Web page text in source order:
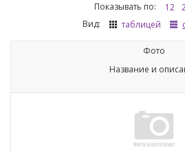
Показывать по:
12
Вид:
таблицей
Фото
Название и